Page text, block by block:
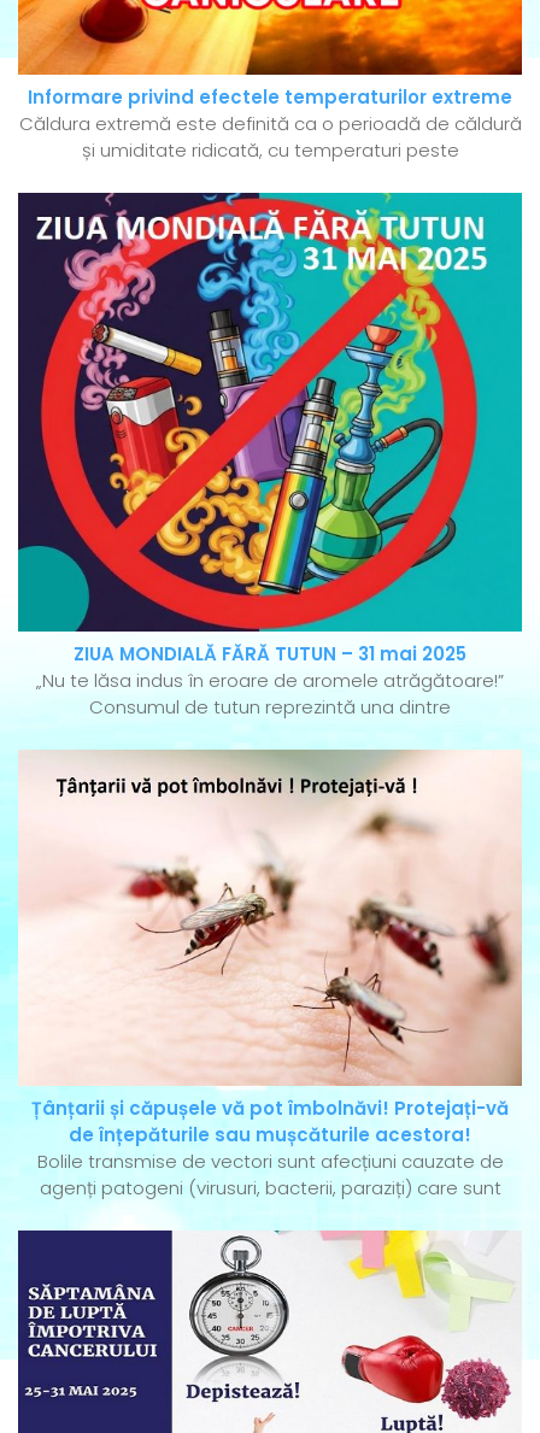
Informare privind efectele temperaturilor extreme
Căldura extremă este definită ca o perioadă de căldură
și umiditate ridicată, cu temperaturi peste
ZIUA MONDIALĂ FĂRĂ TUTUN – 31 mai 2025
„Nu te lăsa indus în eroare de aromele atrăgătoare!”
Consumul de tutun reprezintă una dintre
Țânțarii și căpușele vă pot îmbolnăvi! Protejați-vă
de înțepăturile sau mușcăturile acestora!
Bolile transmise de vectori sunt afecțiuni cauzate de
agenți patogeni (virusuri, bacterii, paraziți) care sunt